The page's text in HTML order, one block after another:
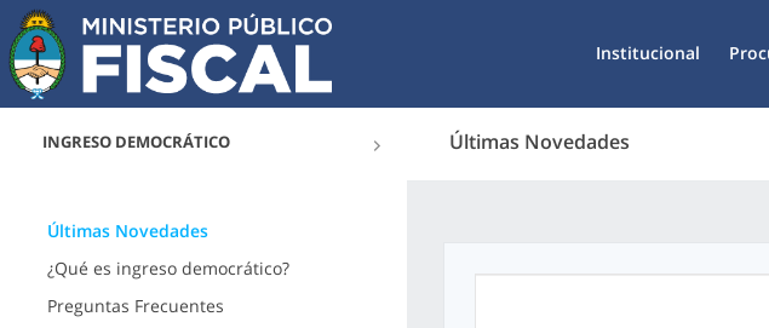
Institucional
INGRESO DEMOCRÁTICO Últimas Novedades
Últimas Novedades
¿Qué es ingreso democrático?
Preguntas Frecuentes